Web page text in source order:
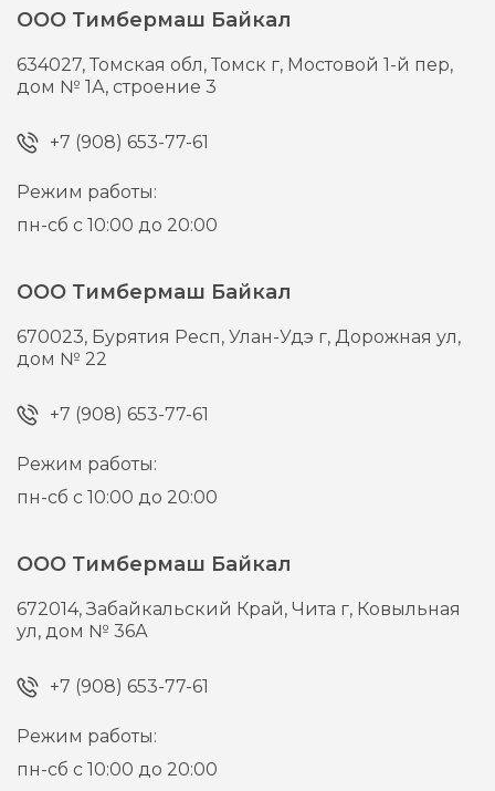
ООО Тимбермаш Байкал
634027,Томская обл, Томск г, Мостовой 1-й пер,
дом № 1А, строение 3
+7 (908) 653-77-61
Режим работы:
пн-сб с 10:00 до 20:00
ООО Тимбермаш Байкал
670023, Бурятия Респ, Улан-Удэ г,Дорожная ул,
дом № 22
+7 (908) 653-77-61
Режим работы:
пн-сб с 10:00 до 20:00
ООО Тимбермаш Байкал
672014,Забайкальский Край, Чита г, Ковыльная
ул, дом № 36А
+7 (908) 653-77-61
Режим работы:
пн-сб с 10:00 до 20:00